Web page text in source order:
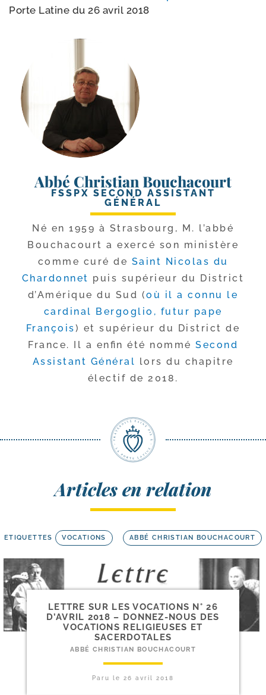
Porte Latine du 26 avril 2018
Abbé Christian Bouchacourt
FSSPX SECOND ASSISTANT
GÉNÉRAL
Né en 1959 à Strasbourg, M. l’ab­bé
Bouchacourt a exer­cé son minis­tère
comme curé de Saint Nicolas du
Chardonnet puis supé­rieur du District
d’Amérique du Sud (où il a connu le
car­di­nal Bergoglio, futur pape
François) et supé­rieur du District de
France. Il a enfin été nom­mé Second
Assistant Général lors du cha­pitre
élec­tif de 2018.
Articles en relation
ETIQUETTES VOCATIONS ABBÉ CHRISTIAN BOUCHACOURT
LETTRE SUR LES VOCATIONS N° 26
D’AVRIL 2018 – DONNEZ-​NOUS DES
VOCATIONS RELIGIEUSES ET
SACERDOTALES
ABBÉ CHRISTIAN BOUCHACOURT
Paru le 26 avril 2018